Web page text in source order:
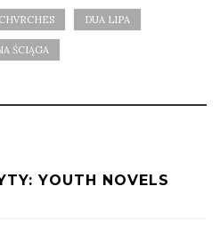
CHVRCHES DUA LIPA
ŚCIĄGA
YOUTH NOVELS